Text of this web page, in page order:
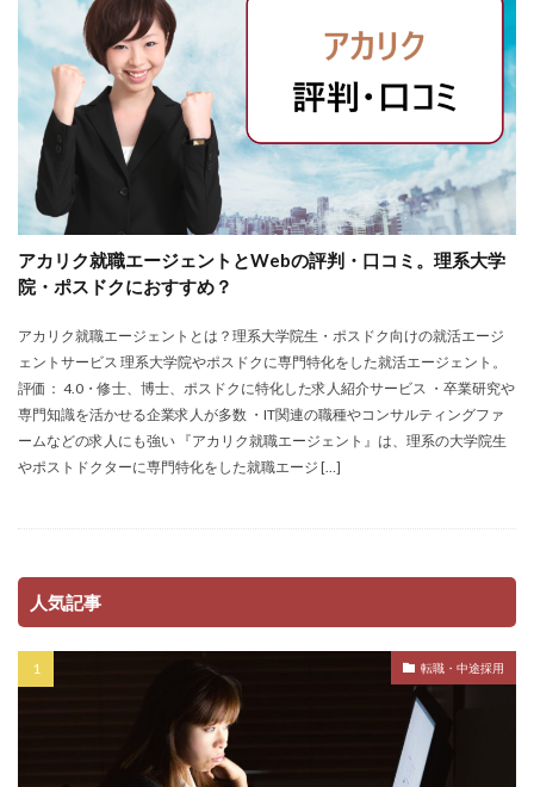
アカリク就職エージェントとWebの評判・口コミ。理系大学
院・ポスドクにおすすめ？
アカリク就職エージェントとは？理系大学院生・ポスドク向けの就活エージ
ェントサービス 理系大学院やポスドクに専門特化をした就活エージェント。
評価： 4.0・修士、博士、ポスドクに特化した求人紹介サービス ・卒業研究や
専門知識を活かせる企業求人が多数 ・IT関連の職種やコンサルティングファ
ームなどの求人にも強い 『アカリク就職エージェント』は、理系の大学院生
やポストドクターに専門特化をした就職エージ […]
人気記事
転職・中途採用